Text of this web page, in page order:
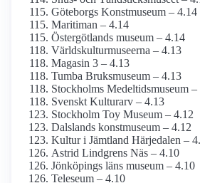
Göteborgs Konstmuseum – 4.14
Maritiman – 4.14
Östergötlands museum – 4.14
Världskultur­museerna – 4.13
Magasin 3 – 4.13
Tumba Bruksmuseum – 4.13
Stockholms Medeltids­museum –
Svenskt Kulturarv – 4.13
Stockholm Toy Museum – 4.12
Dalslands konstmuseum – 4.12
Kultur i Jämtland Härjedalen –
Astrid Lindgrens Näs – 4.10
Jönköpings läns museum – 4.10
Teleseum – 4.10